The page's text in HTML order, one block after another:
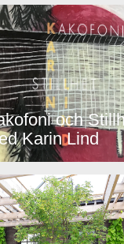
och
Karin Lind